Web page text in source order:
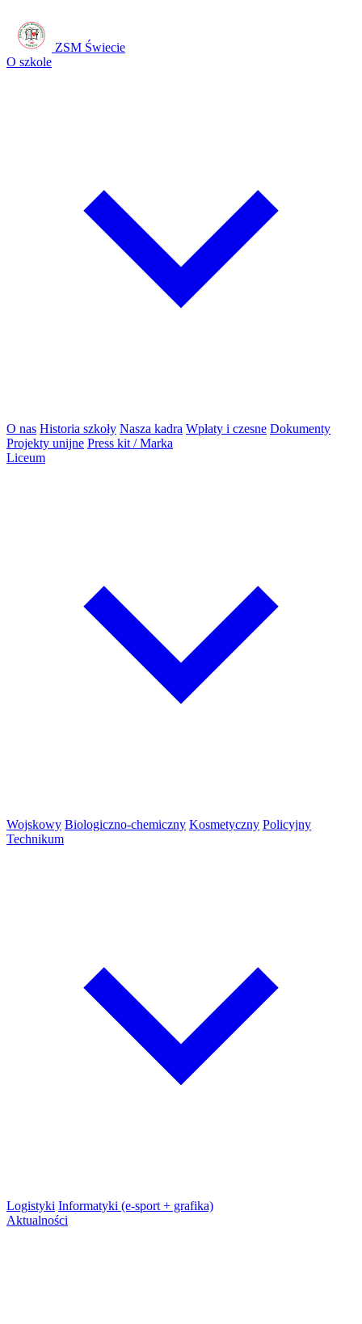
ZSM Świecie
O szkole
O nas Historia szkoły Nasza kadra Wpłaty i czesne Dokumenty
Projekty unijne Press kit / Marka
Liceum
Wojskowy Biologiczno-chemiczny Kosmetyczny Policyjny
Technikum
Logistyki Informatyki (e-sport + grafika)
Aktualności